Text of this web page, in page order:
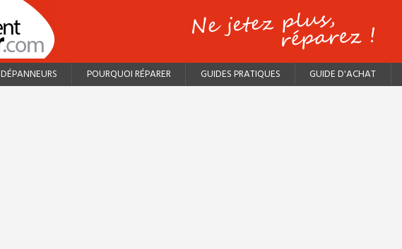
DÉPANNEURS POURQUOI RÉPARER GUIDES PRATIQUES GUIDE D'ACHAT